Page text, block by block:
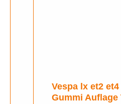
Vespa lx et2 et4
Gummi